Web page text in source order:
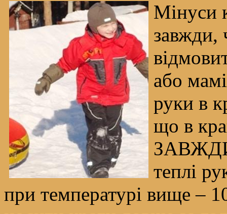
Мінуси
завжди,
або
руки в
що в
теплі
при температурі вище –